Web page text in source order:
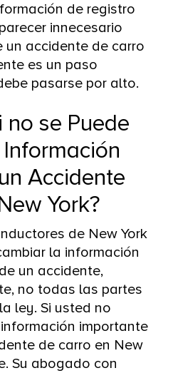
de registro
innecesario
un accidente de carro
es un paso
pasarse por alto.
no se Puede
Accidente
York?
de New York
la información
un accidente,
no todas las partes
ley. Si usted no
importante
de carro en New
Su abogado con